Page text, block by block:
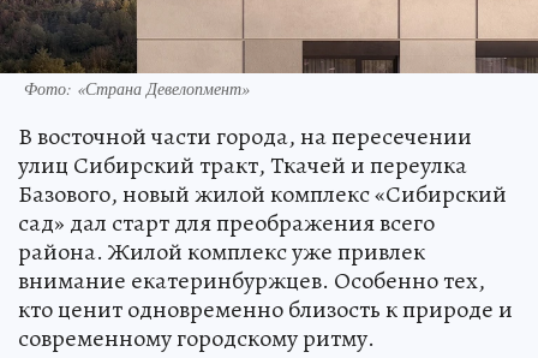
Фото: «Страна Девелопмент»
В восточной части города, на пересечении
улиц Сибирский тракт, Ткачей и переулка
Базового, новый жилой комплекс «Сибирский
сад» дал старт для преображения всего
района. Жилой комплекс уже привлек
внимание екатеринбуржцев. Особенно тех,
кто ценит одновременно близость к природе и
современному городскому ритму.